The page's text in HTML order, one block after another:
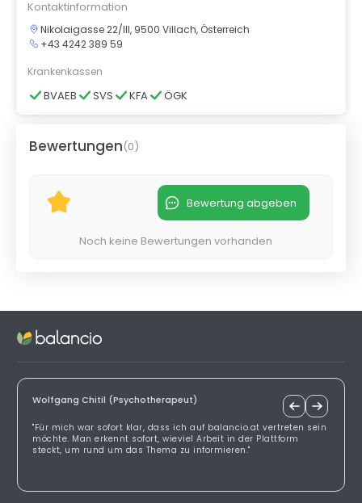
Kontaktinformation
Nikolaigasse 22/III, 9500 Villach, Österreich
+43 4242 389 59
Krankenkassen
BVAEB SVS KFA ÖGK
Bewertungen(0)
Bewertung abgeben
Noch keine Bewertungen vorhanden
Wolfgang Chitil (Psychotherapeut)
"Für mich war sofort klar, dass ich auf balancio.at vertreten sein
möchte. Man erkennt sofort, wieviel Arbeit in der Plattform
steckt, um rund um das Thema zu informieren."